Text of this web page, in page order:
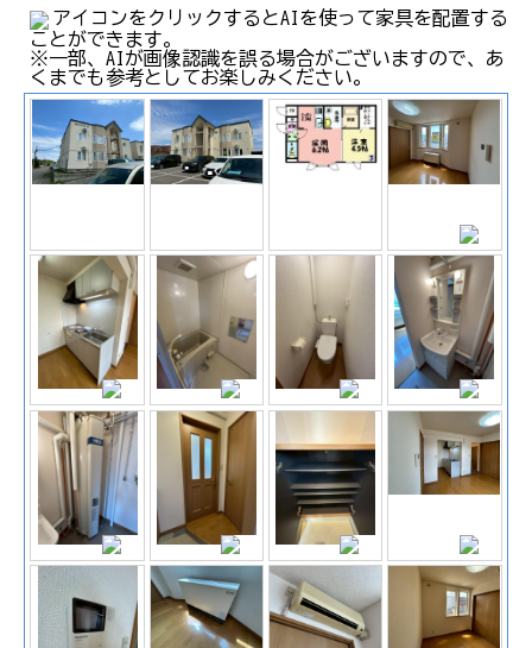
アイコンをクリックするとAIを使って家具を配置する
ことができます。
※一部、AIが画像認識を誤る場合がございますので、あ
くまでも参考としてお楽しみください。